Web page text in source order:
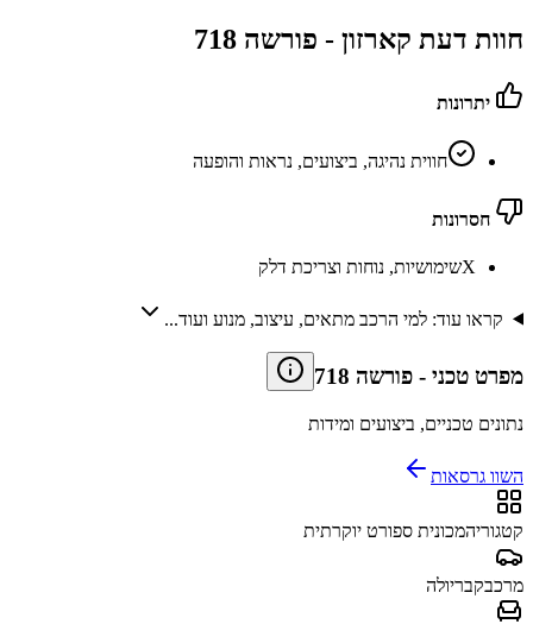
חוות דעת קארזון - פורשה 718
יתרונות
חווית נהיגה, ביצועים, נראות והופעה
חסרונות
Xשימושיות, נוחות וצריכת דלק
קראו עוד: למי הרכב מתאים, עיצוב, מנוע ועוד...
מפרט טכני - פורשה 718
נתונים טכניים, ביצועים ומידות
השוו גרסאות
קטגוריהמכונית ספורט יוקרתית
מרכבקבריולה